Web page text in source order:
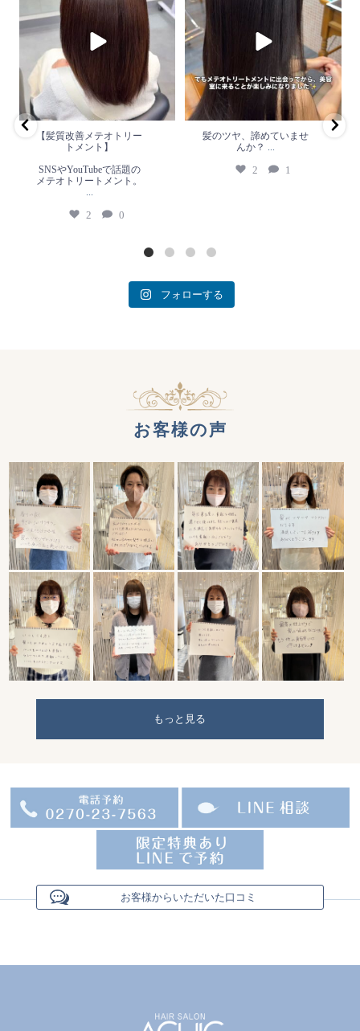
SNSやYouTubeで話題のメテオト
リートメント。
2 0
【髪質改善メテオトリー
トメント】
SNSやYouTubeで話題の
メテオトリートメント。
2 0
1
髪のツヤ、諦めていませ
んか？
2 1
フォローする
お客様の声
もっと見る
お客様からいただいた口コミ